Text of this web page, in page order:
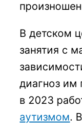
В детском
занятия с
диагноз им
в 2023
аутизмом.